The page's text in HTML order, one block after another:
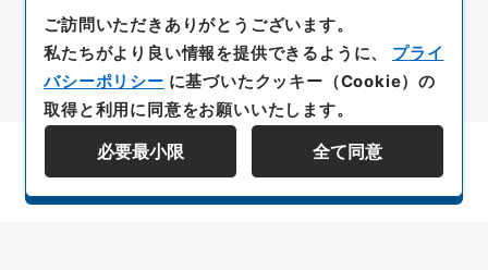
資料群階層を表示する
ご訪問いただきありがとうございます。
私たちがより良い情報を提供できるように、 プライ
バシーポリシー に基づいたクッキー（Cookie）の
取得と利用に同意をお願いいたします。
必要最小限 全て同意